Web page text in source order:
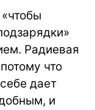
Радиевая
что
дает
и